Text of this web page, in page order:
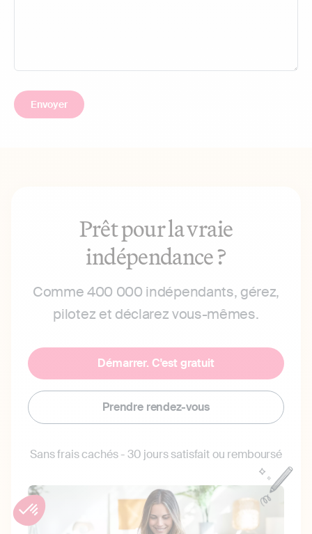
Prêt pour la vraie
indépendance ?
Comme 400 000 indépendants, gérez,
pilotez et déclarez vous-mêmes.
Démarrer. C'est gratuit
Prendre rendez-vous
Sans frais cachés - 30 jours satisfait ou remboursé